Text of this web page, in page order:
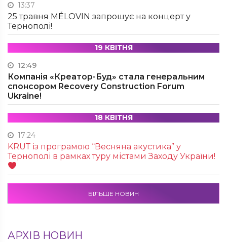
13:37
25 травня MÉLOVIN запрошує на концерт у
Тернополі!
19 КВІТНЯ
12:49
Компанія «Креатор-Буд» стала генеральним
спонсором Recovery Construction Forum
Ukraine!
18 КВІТНЯ
17:24
KRUТ із програмою “Весняна акустика” у
Тернополі в рамках туру містами Заходу України!
БІЛЬШЕ НОВИН
АРХІВ НОВИН